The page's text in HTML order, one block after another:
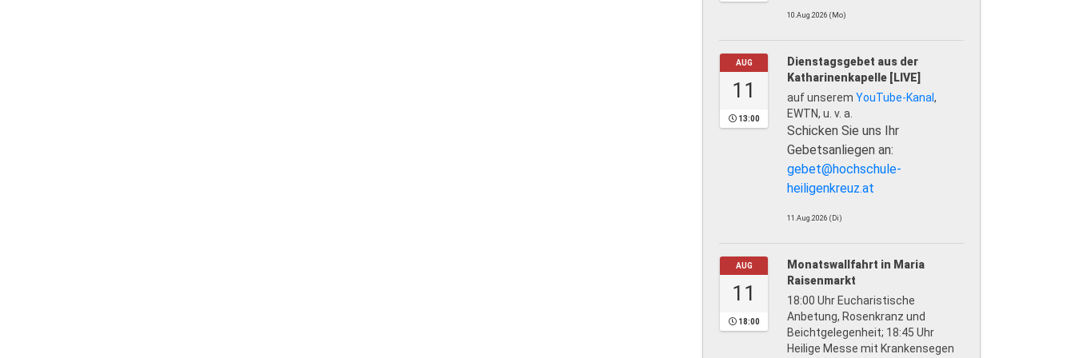
10.Aug.2026 (Mo)
AUG
11
13:00
Dienstagsgebet aus der
Katharinenkapelle [LIVE]
auf unserem YouTube-Kanal ,
EWTN, u. v. a.
Schicken Sie uns Ihr
Gebetsanliegen an:
gebet@hochschule-
heiligenkreuz.at
11.Aug.2026 (Di)
AUG
11
18:00
Monatswallfahrt in Maria
Raisenmarkt
18:00 Uhr Eucharistische
Anbetung, Rosenkranz und
Beichtgelegenheit; 18:45 Uhr
Heilige Messe mit Krankensegen